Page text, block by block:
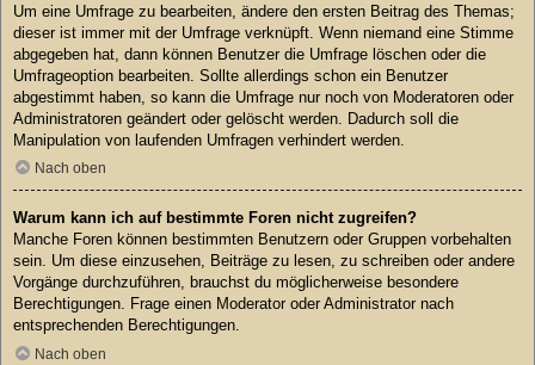
Um eine Umfrage zu bearbeiten, ändere den ersten Beitrag des Themas;
dieser ist immer mit der Umfrage verknüpft. Wenn niemand eine Stimme
abgegeben hat, dann können Benutzer die Umfrage löschen oder die
Umfrageoption bearbeiten. Sollte allerdings schon ein Benutzer
abgestimmt haben, so kann die Umfrage nur noch von Moderatoren oder
Administratoren geändert oder gelöscht werden. Dadurch soll die
Manipulation von laufenden Umfragen verhindert werden.
Nach oben
Warum kann ich auf bestimmte Foren nicht zugreifen?
Manche Foren können bestimmten Benutzern oder Gruppen vorbehalten
sein. Um diese einzusehen, Beiträge zu lesen, zu schreiben oder andere
Vorgänge durchzuführen, brauchst du möglicherweise besondere
Berechtigungen. Frage einen Moderator oder Administrator nach
entsprechenden Berechtigungen.
Nach oben